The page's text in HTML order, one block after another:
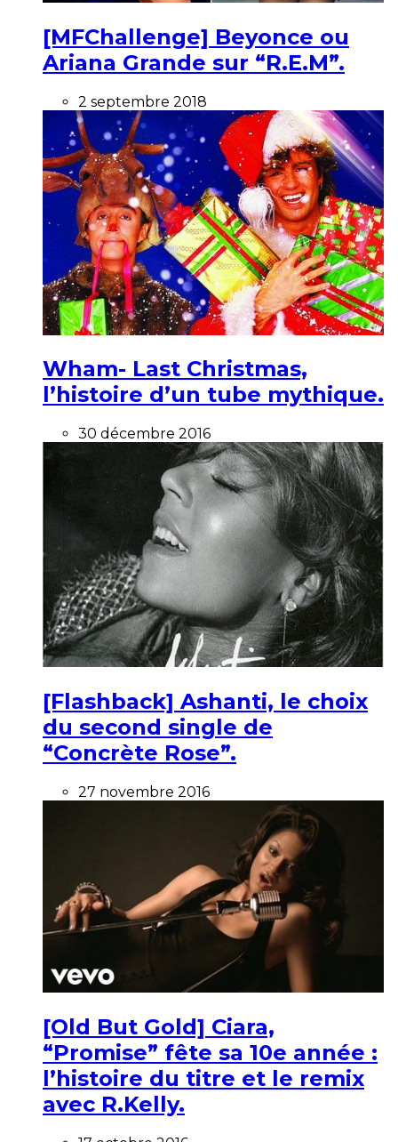
[MFChallenge] Beyonce ou
Ariana Grande sur “R.E.M”.
2 septembre 2018
Wham- Last Christmas,
l’histoire d’un tube mythique.
30 décembre 2016
[Flashback] Ashanti, le choix
du second single de
“Concrète Rose”.
27 novembre 2016
[Old But Gold] Ciara,
“Promise” fête sa 10e année :
l’histoire du titre et le remix
avec R.Kelly.